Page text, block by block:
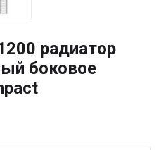
радиатор
боковое